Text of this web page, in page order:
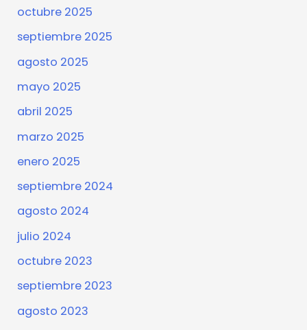
octubre 2025
septiembre 2025
agosto 2025
mayo 2025
abril 2025
marzo 2025
enero 2025
septiembre 2024
agosto 2024
julio 2024
octubre 2023
septiembre 2023
agosto 2023